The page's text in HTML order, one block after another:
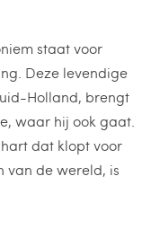
staat voor
Deze levendige
Holland, brengt
waar hij ook gaat.
dat klopt voor
van de wereld, is